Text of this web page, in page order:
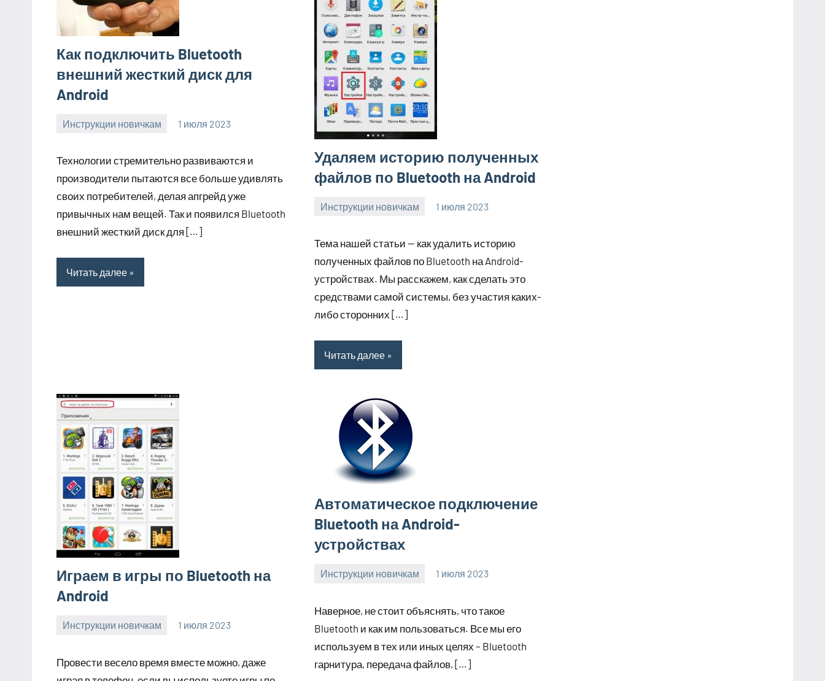
Как подключить Bluetooth
внешний жесткий диск для
Android
Инструкции новичкам 1 июля 2023
clodoserver_
Технологии стремительно развиваются и
производители пытаются все больше удивлять
своих потребителей, делая апгрейд уже
привычных нам вещей. Так и появился Bluetooth
внешний жесткий диск для […]
Читать далее
Удаляем историю полученных
файлов по Bluetooth на Android
Инструкции новичкам 1 июля 2023
clodoserver_
Тема нашей статьи — как удалить историю
полученных файлов по Bluetooth на Android-
устройствах. Мы расскажем, как сделать это
средствами самой системы, без участия каких-
либо сторонних […]
Читать далее
Играем в игры по Bluetooth на
Android
Инструкции новичкам 1 июля 2023
clodoserver_
Провести весело время вместе можно, даже
Автоматическое подключение
Bluetooth на Android-
устройствах
Инструкции новичкам 1 июля 2023
clodoserver_
Наверное, не стоит объяснять, что такое
Bluetooth и как им пользоваться. Все мы его
используем в тех или иных целях – Bluetooth
гарнитура, передача файлов, […]